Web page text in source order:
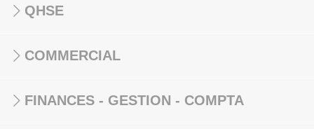
QHSE
COMMERCIAL
FINANCES - GESTION - COMPTA